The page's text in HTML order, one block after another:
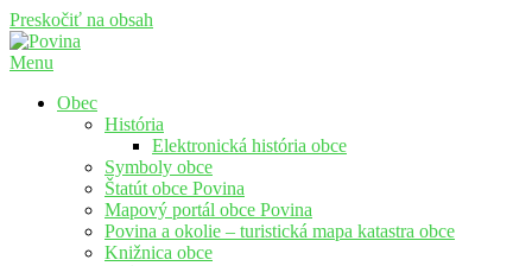
Preskočiť na obsah
Menu
Obec
História
Elektronická história obce
Symboly obce
Štatút obce Povina
Mapový portál obce Povina
Povina a okolie – turistická mapa katastra obce
Knižnica obce